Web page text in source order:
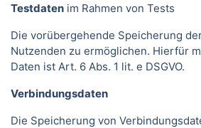
Testdaten im Rahmen von Tests
Die vorübergehende Speicherung
Nutzenden zu ermöglichen. Hierfür
Daten ist Art. 6 Abs. 1 lit. e DSGVO.
Verbindungsdaten
Die Speicherung von